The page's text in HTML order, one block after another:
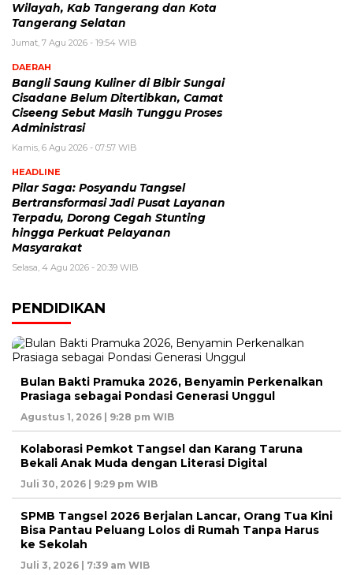
Wilayah, Kab Tangerang dan Kota
Tangerang Selatan
Jumat, 7 Agu 2026 - 19:54 WIB
DAERAH
Bangli Saung Kuliner di Bibir Sungai
Cisadane Belum Ditertibkan, Camat
Ciseeng Sebut Masih Tunggu Proses
Administrasi
Kamis, 6 Agu 2026 - 07:57 WIB
HEADLINE
Pilar Saga: Posyandu Tangsel
Bertransformasi Jadi Pusat Layanan
Terpadu, Dorong Cegah Stunting
hingga Perkuat Pelayanan
Masyarakat
Selasa, 4 Agu 2026 - 20:39 WIB
PENDIDIKAN
Bulan Bakti Pramuka 2026, Benyamin Perkenalkan
Prasiaga sebagai Pondasi Generasi Unggul
Agustus 1, 2026 | 9:28 pm WIB
Kolaborasi Pemkot Tangsel dan Karang Taruna
Bekali Anak Muda dengan Literasi Digital
Juli 30, 2026 | 9:29 pm WIB
SPMB Tangsel 2026 Berjalan Lancar, Orang Tua Kini
Bisa Pantau Peluang Lolos di Rumah Tanpa Harus
ke Sekolah
Juli 3, 2026 | 7:39 am WIB